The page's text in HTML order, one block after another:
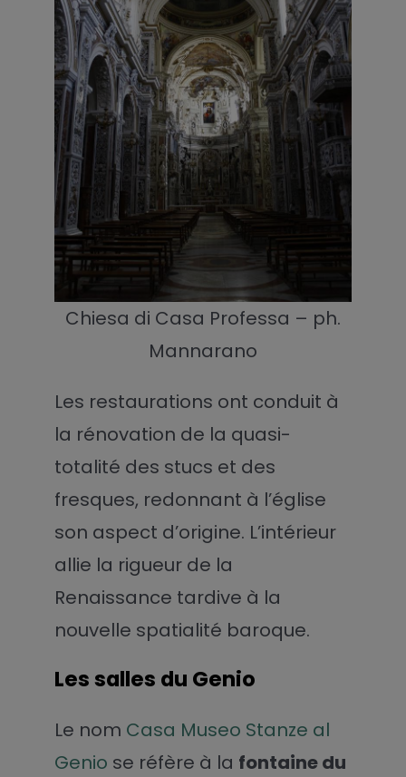
Chiesa di Casa Professa – ph.
Mannarano
Les restaurations ont conduit à
la rénovation de la quasi-
totalité des stucs et des
fresques, redonnant à l’église
son aspect d’origine. L’intérieur
allie la rigueur de la
Renaissance tardive à la
nouvelle spatialité baroque.
Les salles du Genio
Le nom Casa Museo Stanze al
Genio se réfère à la fontaine du